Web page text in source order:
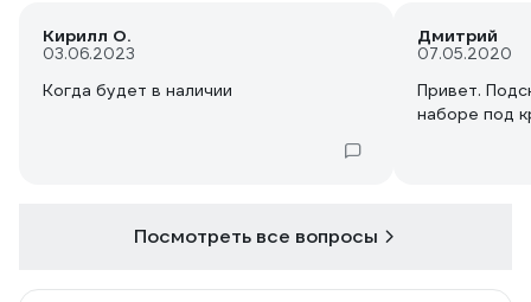
Кирилл О.
03.06.2023
Когда будет в наличии
Дмитрий
07.05.2020
Привет.
наборе под
Посмотреть все вопросы